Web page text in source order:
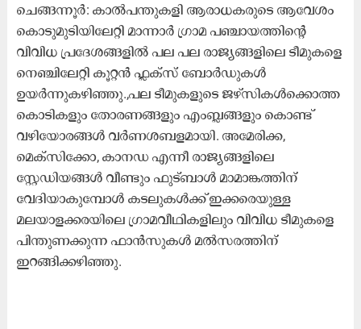
ചെങ്ങന്നൂർ: കാൽപന്തുകളി ആരാധകരുടെ ആവേശം
കൊടുമുടിയിലേറ്റി മാന്നാർ ഗ്രാമ പഞ്ചായത്തിന്‍റെ
വിവിധ പ്രദേശങ്ങളിൽ പല പല രാജ്യങ്ങളിലെ ടീമുകളെ
നെഞ്ചിലേറ്റി കൂറ്റൻ ഫ്ലക്സ് ബോർഡുകൾ
ഉയർന്നുകഴിഞ്ഞു.,പല ടീമുകളുടെ ജഴ്സികൾക്കൊത്ത
കൊടികളും തോരണങ്ങളും എംബ്ലങ്ങളും കൊണ്ട്
വഴിയോരങ്ങൾ വർണശബളമായി. അമേരിക്ക,
മെക്സിക്കോ, കാനഡ എന്നീ രാജ്യങ്ങളിലെ
സ്റ്റേഡിയങ്ങൾ വീണ്ടും ഫുട്ബാൾ മാമാങ്കത്തിന്
വേദിയാകുമ്പോൾ കടലുകൾക്ക് ഇക്കരെയുള്ള
മലയാളക്കരയിലെ ഗ്രാമവീഥികളിലും വിവിധ ടീമുകളെ
പിന്തുണക്കുന്ന ഫാൻസുകൾ മൽസരത്തിന്
ഇറങ്ങിക്കഴിഞ്ഞു.